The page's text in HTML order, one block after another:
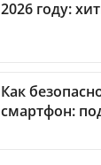
2026 году:
Как
смартфон: